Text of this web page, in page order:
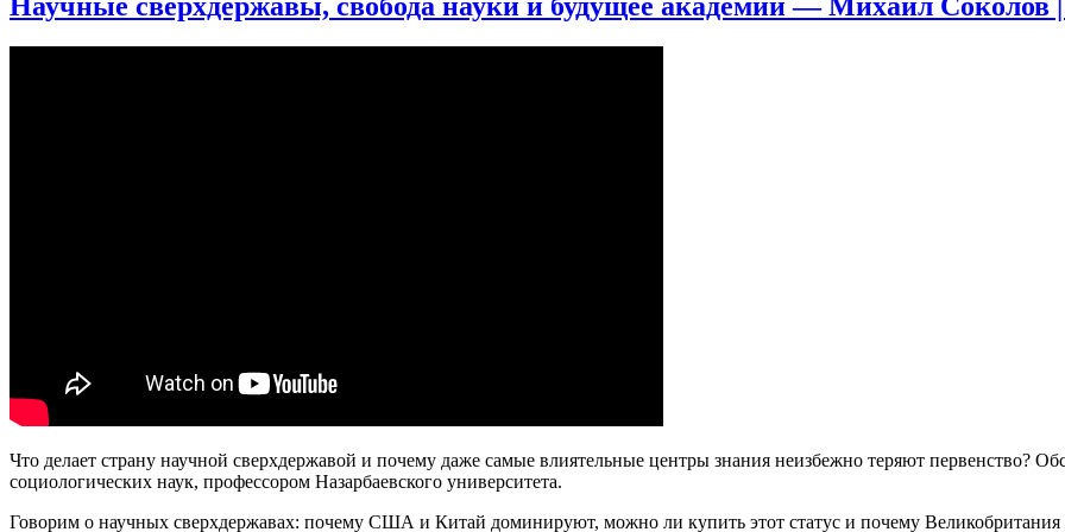
такое
Научные сверхдержавы, свобода науки и будущее академии — Михаил
Что делает страну научной сверхдержавой и почему даже самые влиятельные центры знания неизбежно теряют
социологических наук, профессором Назарбаевского университета.
Говорим о научных сверхдержавах: почему США и Китай доминируют, можно ли купить этот статус и почему Великобритания